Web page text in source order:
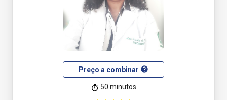
Preço a combinar help
50 minutos